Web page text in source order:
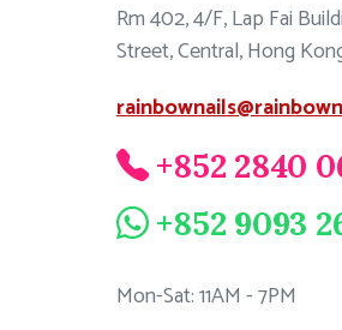
Rm 402, 4/F, Lap Fai
Street, Central, Hong
+852 2840
+852 9093
Mon-Sat: 11AM - 7PM